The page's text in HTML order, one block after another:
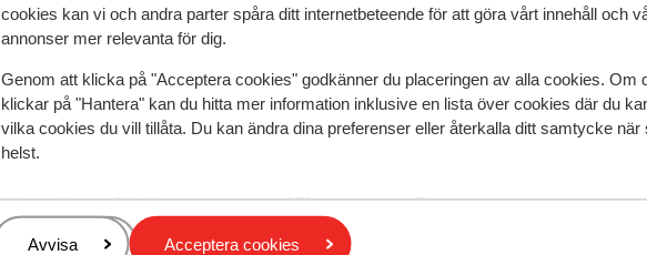
cookies kan vi och andra parter spåra ditt internetbeteende för att göra vårt innehåll och
annonser mer relevanta för dig.
Genom att klicka på "Acceptera cookies" godkänner du placeringen av alla cookies. Om
klickar på "Hantera" kan du hitta mer information inklusive en lista över cookies där du
vilka cookies du vill tillåta. Du kan ändra dina preferenser eller återkalla ditt samtycke när
helst.
Hantera
Avvisa Acceptera cookies
I området
Avstånd till tågstation: Zell am See är ca 6 km
Avstånd till längdåkningsspår ca 30 m